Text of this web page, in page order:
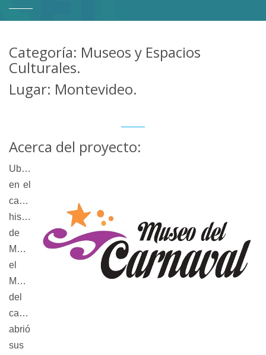
Categoría: Museos y Espacios
Culturales.
Lugar: Montevideo.
Acerca del proyecto:
Ubicado
en el
casco
histórico
de
Montevideo,
el
Museo
del
carnaval
abrió
sus